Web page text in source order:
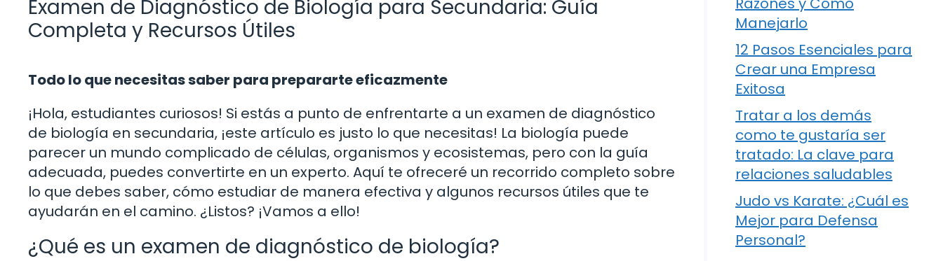
Examen de Diagnóstico de Biología para Secundaria: Guía
Completa y Recursos Útiles
Todo lo que necesitas saber para prepararte eficazmente
¡Hola, estudiantes curiosos! Si estás a punto de enfrentarte a un examen de diagnóstico
de biología en secundaria, ¡este artículo es justo lo que necesitas! La biología puede
parecer un mundo complicado de células, organismos y ecosistemas, pero con la guía
adecuada, puedes convertirte en un experto. Aquí te ofreceré un recorrido completo sobre
lo que debes saber, cómo estudiar de manera efectiva y algunos recursos útiles que te
ayudarán en el camino. ¿Listos? ¡Vamos a ello!
¿Qué es un examen de diagnóstico de biología?
Manejarlo
12 Pasos Esenciales para
Crear una Empresa
Exitosa
Tratar a los demás
como te gustaría ser
tratado: La clave para
relaciones saludables
Judo vs Karate: ¿Cuál es
Mejor para Defensa
Personal?